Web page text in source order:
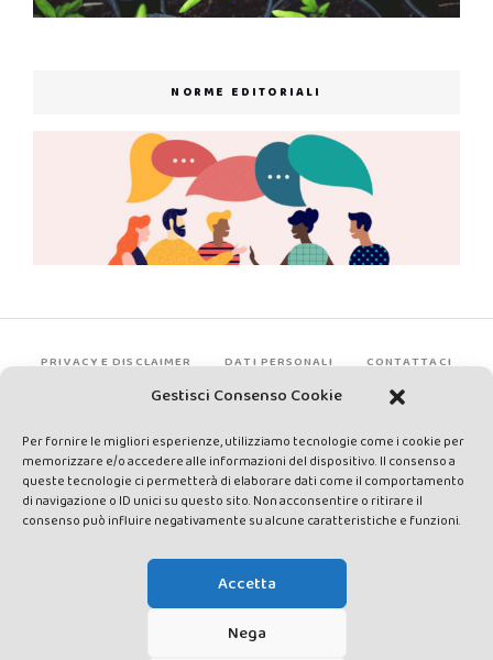
Gestisci Consenso Cookie
Per fornire le migliori esperienze, utilizziamo tecnologie come i cookie per
memorizzare e/o accedere alle informazioni del dispositivo. Il consenso a
queste tecnologie ci permetterà di elaborare dati come il comportamento
di navigazione o ID unici su questo sito. Non acconsentire o ritirare il
consenso può influire negativamente su alcune caratteristiche e funzioni.
Accetta
Nega
NORME EDITORIALI
PRIVACY E DISCLAIMER DATI PERSONALI CONTATTACI
rights reserved - Testata registrata presso il Tribunale di Siena con
autorizzazione n°1 del 12/04/2014 - Direttrice Responsabile: Chiara
Cacace - E-mail: direzione@lavaldichiana.it - Editore: Valdichiana
Media Srl – P.IVA e C.F. 01377300528 –